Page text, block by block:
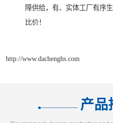
障供给，有、实体工厂有序
比价！
http://www.dachenghs.com
产品